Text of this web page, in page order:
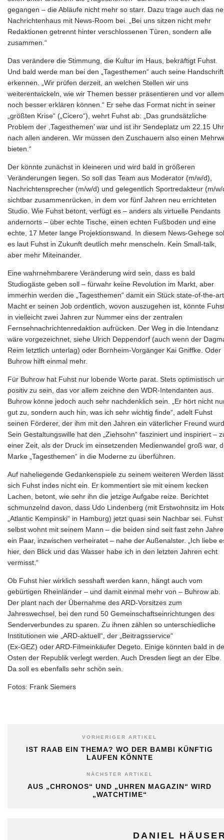
gegangen – die Abläufe nicht mehr so starr. Dazu trage auch das
Nachrichtenhaus mit News-Room bei. „Bei uns sitzen nicht mehr
Redaktionen getrennt hinter verschlossenen Türen, sondern alle
zusammen.“
Das verändere die Stimmung, die Kultur im Haus, bekräftigt Fuhst.
Und bald werde man bei den „Tagesthemen“ auch seine Handschrift
erkennen. „Wir prüfen derzeit, an welchen Stellen wir uns
weiterentwickeln, wie wir Themen besser präsentieren und vor allem
noch besser erklären können.“ Er sehe das Format nicht in seiner
„größten Krise“ („Cicero“), wehrt Fuhst ab: „Das grundsätzliche
Problem der ,Tagesthemen’ war und ist ihr Sendeplatz um 22.15
nach allen anderen. Wir müssen den Zuschauern also einen
bieten.“
Der könnte zunächst in kleineren und wird bald in größeren
Veränderungen liegen. So soll das Team aus Moderator (m/w/d),
Nachrichtensprecher (m/w/d) und gelegentlich Sportredakteur (m/w/
sichtbar zusammenrücken, in dem vor fünf Jahren neu errichteten
Studio. Wie Fuhst betont, verfügt es – anders als virtuelle Pendants
andernorts – über echte Tische, einen echten Fußboden und eine
echte, 17 Meter lange Projektionswand. In diesem News-Gehege
es laut Fuhst in Zukunft deutlich mehr menscheln. Kein Small-talk,
aber mehr Miteinander.
Eine wahrnehmbarere Veränderung wird sein, dass es bald
Studiogäste geben soll – fürwahr keine Revolution im Markt, aber
immerhin werden die „Tagesthemen“ damit ein Stück state-of-the-
Macht er seinen Job ordentlich, wovon auszugehen ist, könnte
in vielleicht zwei Jahren zur Nummer eins der zentralen
Fernsehnachrichtenredaktion aufrücken. Der Weg in die Intendanz
wäre vorgezeichnet, siehe Ulrich Deppendorf (auch wenn der
Reim letztlich unterlag) oder Bornheim-Vorgänger Kai Gniffke. Oder
Buhrow hilft einmal mehr.
Für Buhrow hat Fuhst nur lobende Worte parat. Stets optimistisch
positiv zu sein, das vor allem zeichne den WDR-Intendanten aus.
Buhrow könne jedoch auch sehr nachdenklich sein. „Er hört nicht
gut zu, sondern auch hin, was ich sehr wichtig finde“, adelt Fuhst
seinen Förderer, der ihm mit den Jahren ein väterlicher Freund
Sein Gestaltungswille hat den „Ziehsohn“ fasziniert und inspiriert –
einer Zeit, als der Druck im einsetzenden Medienwandel groß war,
Marke „Tagesthemen“ in die Moderne zu überführen.
Auf naheliegende Gedankenspiele zu seinem weiteren Werden lässt
sich Fuhst indes nicht ein. Er kommentiert sie mit einem kecken
Lachen, betont, wie sehr ihn die jetzige Aufgabe reize. Berichtet
schmunzelnd davon, dass Udo Lindenberg (mit Erstwohnsitz im
„Atlantic Kempinski“ in Hamburg) jetzt quasi sein Nachbar sei. Fuhst
selbst wohnt mit seinem Mann – die beiden sind seit fast zehn
ein Paar, inzwischen verheiratet – nahe der Außenalster. „Ich liebe
hier, den Blick und das Wasser habe ich in den letzten Jahren echt
vermisst.“
Ob Fuhst hier wirklich sesshaft werden kann, hängt auch vom
gebürtigen Rheinländer – und damit einmal mehr von – Buhrow ab.
Der plant nach der Übernahme des ARD-Vorsitzes zum
Jahreswechsel, bei den rund 50 Gemeinschaftseinrichtungen des
Senderverbundes zu sparen. Zu ihnen zählen so unterschiedliche
Institutionen wie „ARD-aktuell“, der „Beitragsservice“
(Ex-GEZ) oder ARD-Filmeinkäufer Degeto. Einige könnten bald in
Osten der Republik verlegt werden. Auch Dresden liegt an der Elbe.
Da soll es ebenfalls sehr schön sein.
Fotos: Frank Siemers
VORHERIGER ARTIKEL
IST RAAB EIN THEMA? WO DER BAMBI KÜNFTIG
LAUFEN KÖNNTE
NÄCHSTER ARTIKEL
AUS „CHRONOS“ UND „UHREN MAGAZIN“ WIRD
„WATCHTIME“
DANIEL